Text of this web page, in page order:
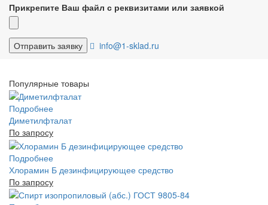
Прикрепите Ваш файл с реквизитами или заявкой
info@1-sklad.ru
Популярные товары
Подробнее
Диметилфталат
По запросу
Подробнее
Хлорамин Б дезинфицирующее средство
По запросу